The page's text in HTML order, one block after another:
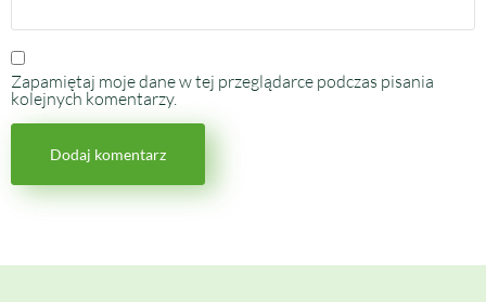
Zapamiętaj moje dane w tej przeglądarce podczas pisania
kolejnych komentarzy.